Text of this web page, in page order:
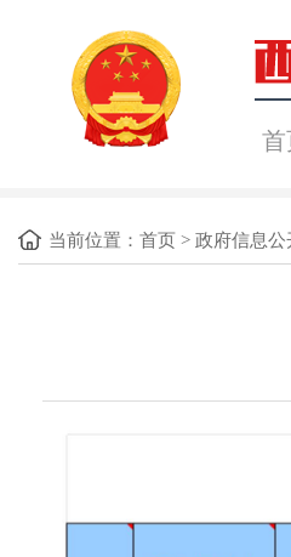
首
当前位置： 首页 > 政府信息公